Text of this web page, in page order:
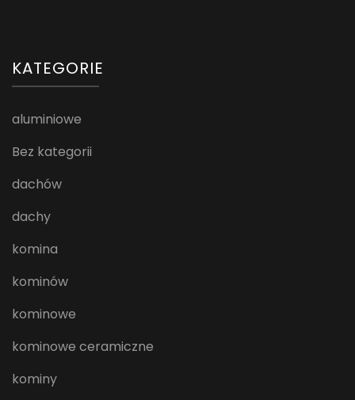
KATEGORIE
aluminiowe
Bez kategorii
dachów
dachy
komina
kominów
kominowe
kominowe ceramiczne
kominy